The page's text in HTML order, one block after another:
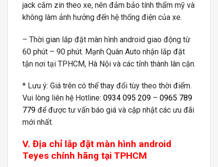
jack cắm zin theo xe, nên đảm bảo tính thẩm mỹ và
không làm ảnh hưởng đến hệ thống điện của xe.
– Thời gian lắp đặt màn hình android giao động từ
60 phút – 90 phút. Mạnh Quân Auto nhận lắp đặt
tận nơi tại TPHCM, Hà Nội và các tỉnh thành lân cận.
* Lưu ý: Giá trên có thể thay đổi tùy theo thời điểm.
Vui lòng liên hệ Hotline: 0934 095 209 – 0965 789
779 để được tư vấn báo giá và cập nhật các ưu đãi
mới nhất.
V. Địa chỉ lắp đặt màn hình android
Teyes chính hãng tại TPHCM